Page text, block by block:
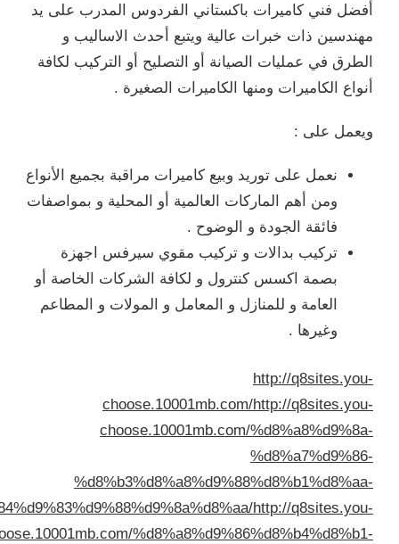
الفردوس المدرب على يد
أحدث الاساليب و
التصليح أو التركيب لكافة
الصغيرة .
مراقبة بجميع الأنواع
أو المحلية و بمواصفات
مقوي سيرفس اجهزة
الشركات الخاصة أو
و المولات و المطاعم
choose.10001mb.com/